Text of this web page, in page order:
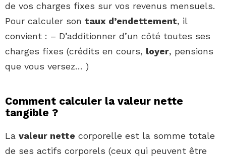
de vos charges fixes sur vos revenus mensuels.
Pour calculer son taux d’endettement, il
convient : – D’additionner d’un côté toutes ses
charges fixes (crédits en cours, loyer, pensions
que vous versez… )
Comment calculer la valeur nette
tangible ?
La valeur nette corporelle est la somme totale
de ses actifs corporels (ceux qui peuvent être